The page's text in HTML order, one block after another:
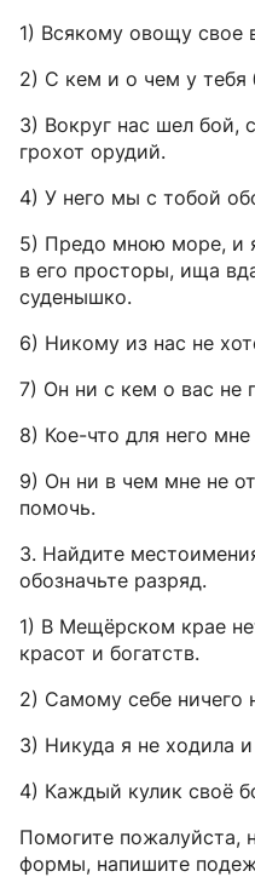
1) Всякому овощу свое
2) С кем и о чем у тебя
3) Вокруг нас шел бой,
грохот орудий.
4) У него мы с тобой
5) Предо мною море, и
в его просторы, ища
суденышко.
6) Никому из нас не
7) Он ни с кем о вас не
8) Кое-что для него мне
9) Он ни в чем мне не
помочь.
3. Найдите
обозначьте разряд.
1) В Мещёрском крае
красот и богатств.
2) Самому себе ничего
3) Никуда я не ходила
4) Каждый кулик своё
Помогите пожалуйста,
формы, напишите